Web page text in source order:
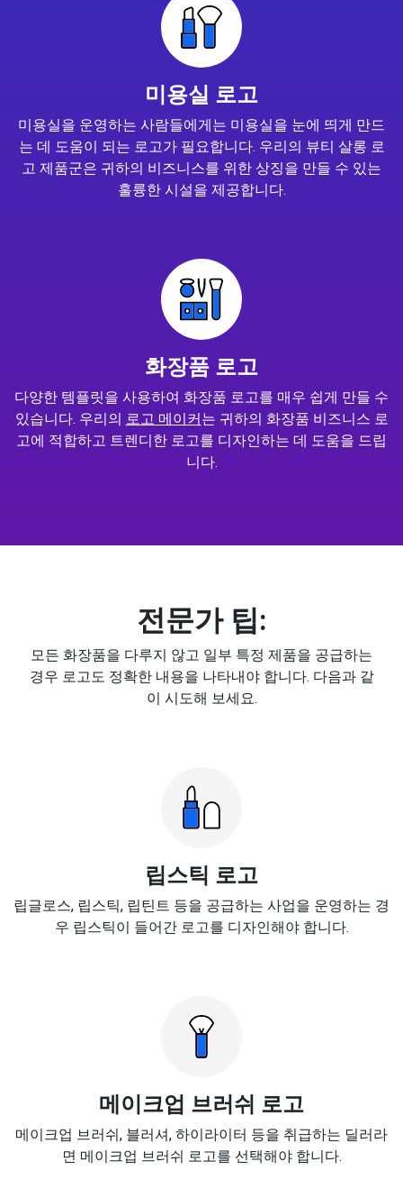
미용실 로고
미용실을 운영하는 사람들에게는 미용실을 눈에 띄게 만드
는 데 도움이 되는 로고가 필요합니다. 우리의 뷰티 살롱 로
고 제품군은 귀하의 비즈니스를 위한 상징을 만들 수 있는
훌륭한 시설을 제공합니다.
화장품 로고
다양한 템플릿을 사용하여 화장품 로고를 매우 쉽게 만들 수
있습니다. 우리의 로고 메이커는 귀하의 화장품 비즈니스 로
고에 적합하고 트렌디한 로고를 디자인하는 데 도움을 드립
니다.
전문가 팁:
모든 화장품을 다루지 않고 일부 특정 제품을 공급하는
경우 로고도 정확한 내용을 나타내야 합니다. 다음과 같
이 시도해 보세요.
립스틱 로고
립글로스, 립스틱, 립틴트 등을 공급하는 사업을 운영하는 경
우 립스틱이 들어간 로고를 디자인해야 합니다.
메이크업 브러쉬 로고
메이크업 브러쉬, 블러셔, 하이라이터 등을 취급하는 딜러라
면 메이크업 브러쉬 로고를 선택해야 합니다.